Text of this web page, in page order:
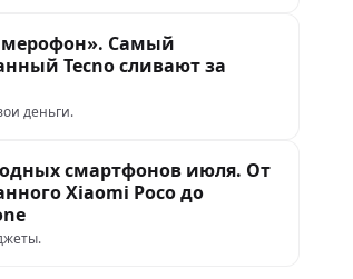
Самый
Tecno сливают за
деньги.
смартфонов июля. От
Xiaomi Poco до